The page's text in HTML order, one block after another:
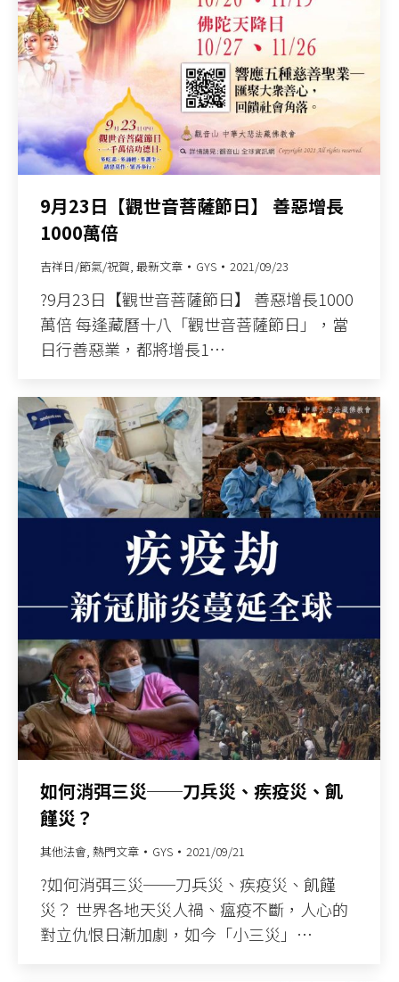
9月23日【觀世音菩薩節日】 善惡增長
1000萬倍
吉祥日/節氣/祝賀, 最新文章 GYS 2021/09/23
?9月23日【觀世音菩薩節日】 善惡增長1000
萬倍 每逢藏曆十八「觀世音菩薩節日」，當
日行善惡業，都將增長1…
如何消弭三災──刀兵災、疾疫災、飢
饉災？
其他法會, 熱門文章 GYS 2021/09/21
?如何消弭三災──刀兵災、疾疫災、飢饉
災？ 世界各地天災人禍、瘟疫不斷，人心的
對立仇恨日漸加劇，如今「小三災」…